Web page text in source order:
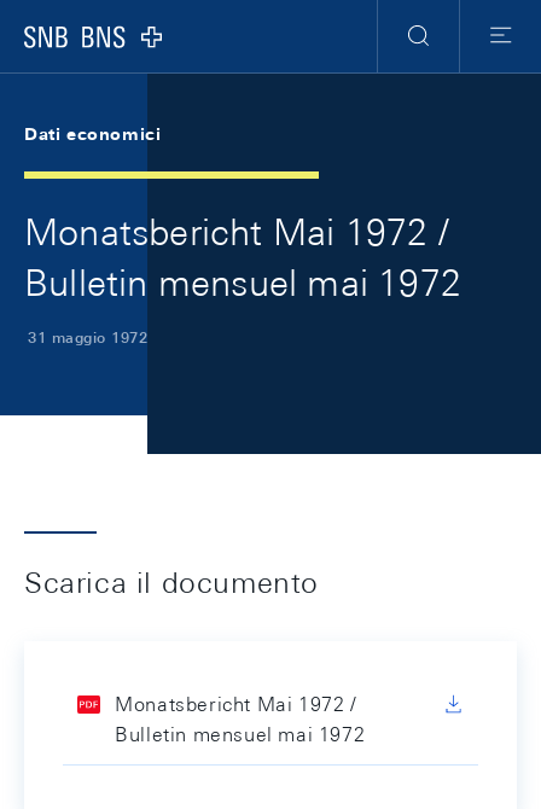
Logo
Ricerca
Menu
Dati economici
Monatsbericht Mai 1972 /
Bulletin mensuel mai 1972
31 maggio 1972
Scarica il documento
Monatsbericht Mai 1972 /
Bulletin mensuel mai 1972